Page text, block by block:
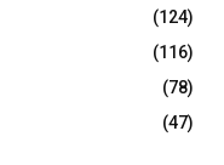
(124)
(116)
(78)
(47)